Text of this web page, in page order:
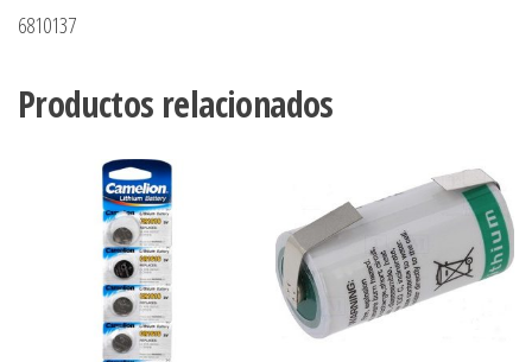
6810137
Productos relacionados